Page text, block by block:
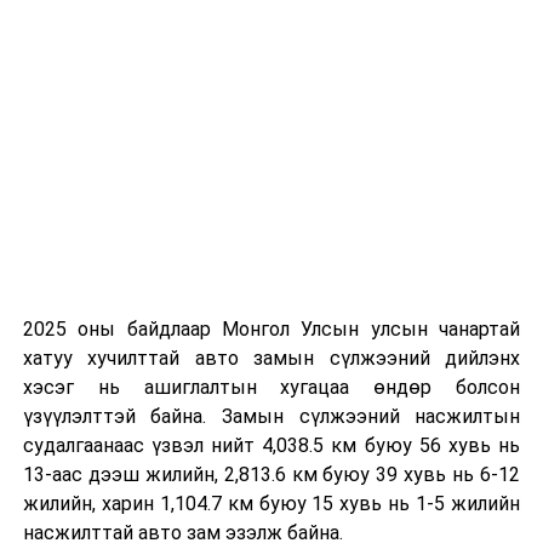
Коулин уулзалтын төгсгөлд хэлэхдээ "Өнгөрсөн
хугацаанд манай хоёр байгууллагын хамтран
хэрэгжүүлсэн авто замын барилгын ажлын төсөл
хөтөлбөрүүд амжилттай хэрэгжсэнд талархалтай
байна" гэлээ.
Цаашид бүс нутгийн авто замын хөгжилд Азийн
хөгжлийн банкны зүгээс илүү ач холбогдол өгч,
2025 оны байдлаар Монгол Улсын улсын чанартай
хатуу хучилттай авто замын сүлжээний дийлэнх
хэсэг нь ашиглалтын хугацаа өндөр болсон
үзүүлэлттэй байна. Замын сүлжээний насжилтын
судалгаанаас үзвэл нийт 4,038.5 км буюу 56 хувь нь
13-аас дээш жилийн, 2,813.6 км буюу 39 хувь нь 6-12
жилийн, харин 1,104.7 км буюу 15 хувь нь 1-5 жилийн
насжилттай авто зам эзэлж байна.